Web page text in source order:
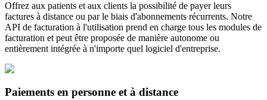
Offrez aux patients et aux clients la possibilité de payer leurs
factures à distance ou par le biais d'abonnements récurrents. Notre
API de facturation à l'utilisation prend en charge tous les modules de
facturation et peut être proposée de manière autonome ou
entièrement intégrée à n'importe quel logiciel d'entreprise.
Paiements en personne et à distance